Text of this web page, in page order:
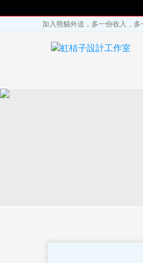
加入熊貓外送，多一份收入，多